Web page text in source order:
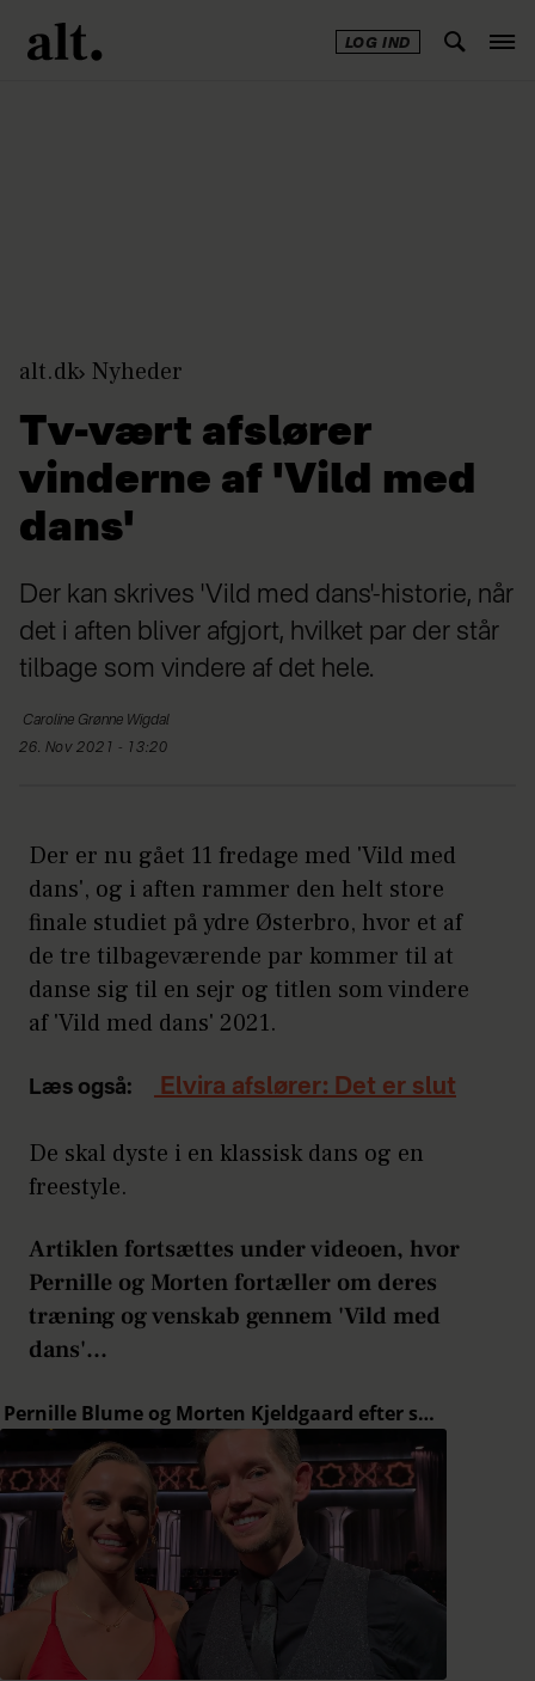
LOG IND
alt.dk Nyheder
Tv-vært afslører
vinderne af 'Vild med
dans'
Der kan skrives 'Vild med dans'-historie, når
det i aften bliver afgjort, hvilket par der står
tilbage som vindere af det hele.
Caroline Grønne Wigdal
26. Nov 2021 - 13:20
Der er nu gået 11 fredage med 'Vild med
dans', og i aften rammer den helt store
finale studiet på ydre Østerbro, hvor et af
de tre tilbageværende par kommer til at
danse sig til en sejr og titlen som vindere
af 'Vild med dans' 2021.
Læs også: Elvira afslører: Det er slut
De skal dyste i en klassisk dans og en
freestyle.
Artiklen fortsættes under videoen, hvor
Pernille og Morten fortæller om deres
træning og venskab gennem 'Vild med
dans'...